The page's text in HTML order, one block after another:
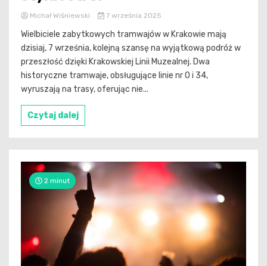
Michał Wiśniewski 7 września 2025
Wielbiciele zabytkowych tramwajów w Krakowie mają
dzisiaj, 7 września, kolejną szansę na wyjątkową podróż w
przeszłość dzięki Krakowskiej Linii Muzealnej. Dwa
historyczne tramwaje, obsługujące linie nr 0 i 34,
wyruszają na trasy, oferując nie...
Czytaj dalej
2 minut